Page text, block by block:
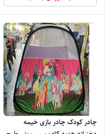
چادر کودک چادر بازی خیمه